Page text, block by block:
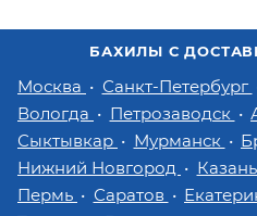
БАХИЛЫ С
Москва Санкт-Петербург
Вологда
Петрозаводск
Сыктывкар
Мурманск
Нижний Новгород
Казань
Пермь
Саратов